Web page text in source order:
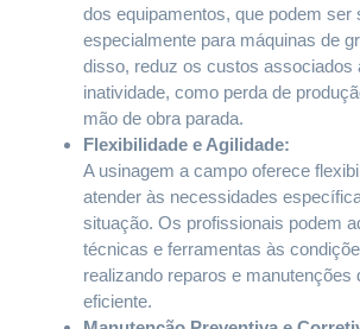
dos equipamentos, que podem ser
especialmente para máquinas de
disso, reduz os custos associados
inatividade, como perda de
mão de obra parada.
Flexibilidade e Agilidade:
A usinagem a campo oferece
atender às necessidades
situação. Os profissionais podem
técnicas e ferramentas às
realizando reparos e manutenções
eficiente.